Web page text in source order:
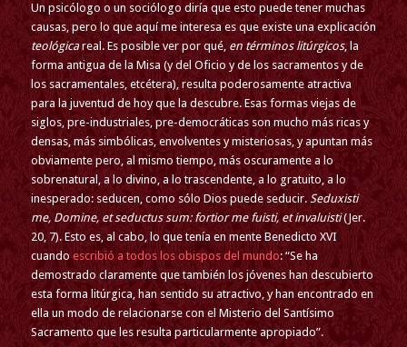
Un psicólogo o un sociólogo diría que esto puede tener muchas
causas, pero lo que aquí me interesa es que existe una explicación
teológicareal. Es posible ver por qué, en términos litúrgicos, la
forma antigua de la Misa (y del Oficio y de los sacramentos y de
los sacramentales, etcétera), resulta poderosamente atractiva
para la juventud de hoy que la descubre. Esas formas viejas de
siglos, pre-industriales, pre-democráticas son mucho más ricas y
densas, más simbólicas, envolventes y misteriosas, y apuntan más
obviamente pero, al mismo tiempo, más oscuramente a lo
sobrenatural, a lo divino, a lo trascendente, a lo gratuito, a lo
inesperado: seducen, como sólo Dios puede seducir. Seduxisti
me, Domine, et seductus sum: fortior me fuisti, et invaluisti(Jer.
20, 7). Esto es, al cabo, lo que tenía en mente Benedicto XVI
cuando escribió a todos los obispos del mundo: “Se ha
demostrado claramente que también los jóvenes han descubierto
esta forma litúrgica, han sentido su atractivo, y han encontrado en
ella un modo de relacionarse con el Misterio del Santísimo
Sacramento que les resulta particularmente apropiado”.